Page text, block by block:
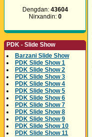
Dengdan: 43604
Nirxandin: 0
PDK - Slide Show
Barzani Slide Show
PDK Slide Show 1
PDK Slide Show 2
PDK Slide Show 3
PDK Slide Show 4
PDK Slide Show 5
PDK Slide Show 6
PDK Slide Show 7
PDK Slide Show 8
PDK Slide Show 9
PDK Slide Show 10
PDK Slide Show 11